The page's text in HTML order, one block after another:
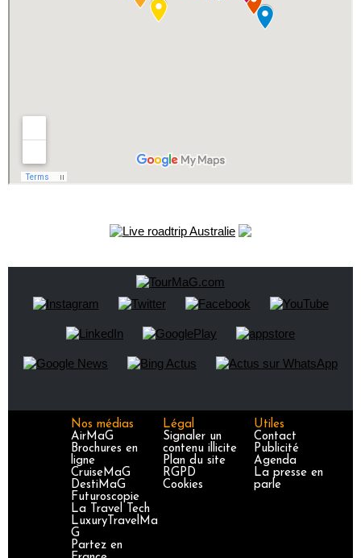
Nos médias
AirMaG
Brochures en
ligne
CruiseMaG
DestiMaG
Futuroscopie
La Travel Tech
LuxuryTravelMa
G
Partez en
Légal
Signaler un
contenu illicite
Plan du site
RGPD
Cookies
Utiles
Contact
Publicité
Agenda
La presse en
parle